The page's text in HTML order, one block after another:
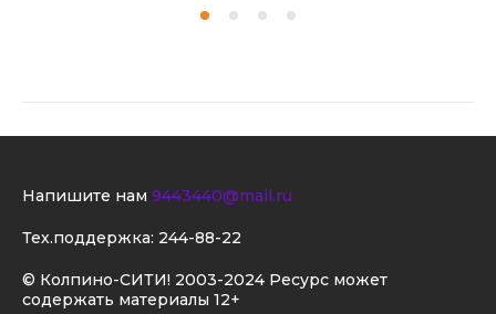
© Колпино-СИТИ! 2003-2024 Ресурс может
содержать материалы 12+
Напишите нам 9443440@mail.ru
Тех.поддержка: 244-88-22